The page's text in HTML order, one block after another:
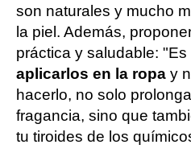
son naturales y mucho
la piel. Además,
práctica y saludable:
aplicarlos en la ropa y
hacerlo, no solo
fragancia, sino que
tu tiroides de los